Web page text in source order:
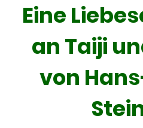
Eine
an Taiji
von